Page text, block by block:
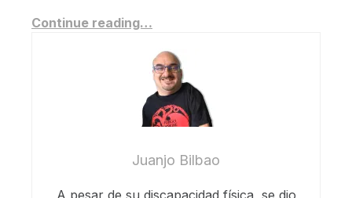
Continue reading…
Juanjo Bilbao
A pesar de su discapacidad física, se dio